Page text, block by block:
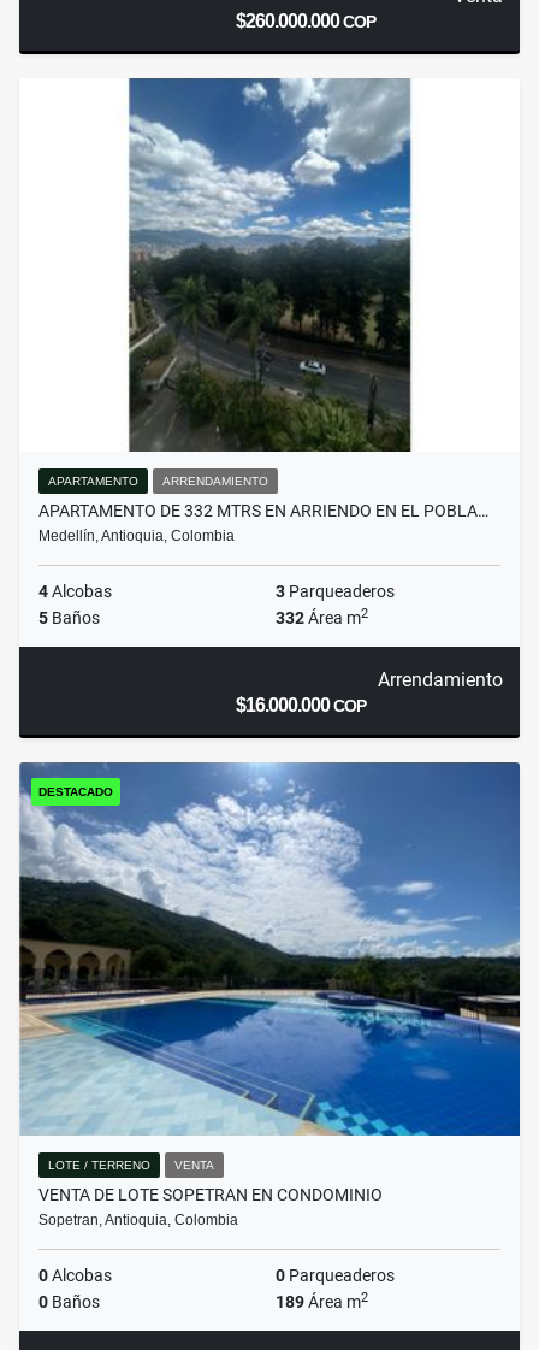
$260.000.000COP
APARTAMENTO ARRENDAMIENTO
APARTAMENTO DE 332 MTRS EN ARRIENDO EN EL POBLA…
Medellín, Antioquia, Colombia
4Alcobas 3 Parqueaderos
5 Baños 332Área m2
Arrendamiento
$16.000.000COP
DESTACADO
LOTE / TERRENO VENTA
VENTA DE LOTE SOPETRAN EN CONDOMINIO
Sopetran, Antioquia, Colombia
0Alcobas 0 Parqueaderos
0 Baños 189Área m2